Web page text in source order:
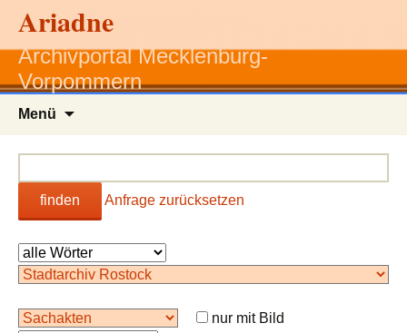
Ariadne
Archivportal Mecklenburg-
Vorpommern
Menü
finden Anfrage zurücksetzen
nur mit Bild